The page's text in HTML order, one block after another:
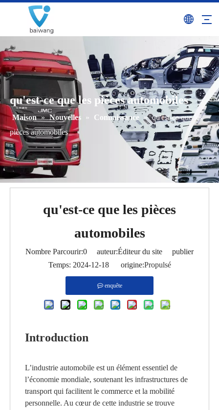
qu'est-ce que les pièces automobiles
Maison » Nouvelles » Connaissance » qu'est-ce que les
pièces automobiles
qu'est-ce que les pièces
automobiles
Nombre Parcourir:0 auteur:Éditeur du site publier
Temps: 2024-12-18 origine:Propulsé
enquête
Introduction
L’industrie automobile est un élément essentiel de
l’économie mondiale, soutenant les infrastructures de
transport qui facilitent le commerce et la mobilité
personnelle. Au cœur de cette industrie se trouve